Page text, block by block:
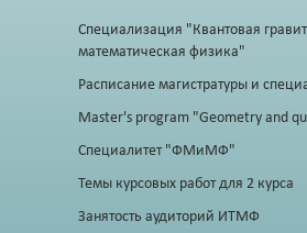
Специализация "Квантовая
математическая физика"
Расписание магистратуры и
Master's program "Geometry and
Специалитет "ФМиМФ"
Темы курсовых работ для 2 курса
Занятость аудиторий ИТМФ